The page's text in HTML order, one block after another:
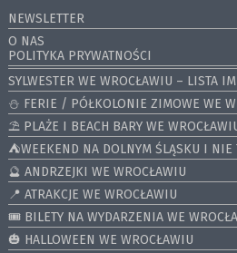
NEWSLETTER
O NAS
POLITYKA PRYWATNOŚCI
SYLWESTER WE WROCŁAWIU – LISTA
⛄️ FERIE / PÓŁKOLONIE ZIMOWE WE
⛱️ PLAŻE I BEACH BARY WE
⛺️WEEKEND NA DOLNYM ŚLĄSKU I NIE
🔮 ANDRZEJKI WE WROCŁAWIU
📍 ATRAKCJE WE WROCŁAWIU
🎟️ BILETY NA WYDARZENIA WE
🎃 HALLOWEEN WE WROCŁAWIU